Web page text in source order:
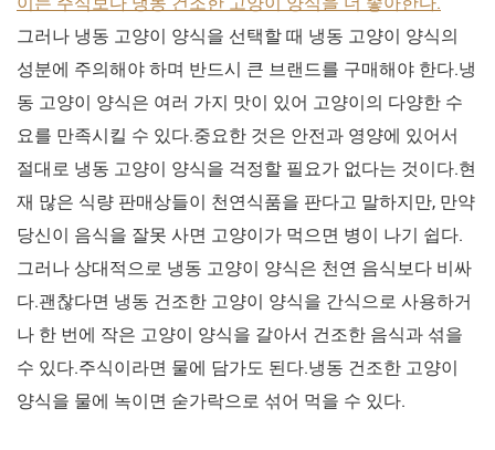
그러나 냉동 고양이 양식을 선택할 때 냉동 고양이 양식의
성분에 주의해야 하며 반드시 큰 브랜드를 구매해야 한다.냉
동 고양이 양식은 여러 가지 맛이 있어 고양이의 다양한 수
요를 만족시킬 수 있다.중요한 것은 안전과 영양에 있어서
절대로 냉동 고양이 양식을 걱정할 필요가 없다는 것이다.현
재 많은 식량 판매상들이 천연식품을 판다고 말하지만, 만약
당신이 음식을 잘못 사면 고양이가 먹으면 병이 나기 쉽다.
그러나 상대적으로 냉동 고양이 양식은 천연 음식보다 비싸
다.괜찮다면 냉동 건조한 고양이 양식을 간식으로 사용하거
나 한 번에 작은 고양이 양식을 갈아서 건조한 음식과 섞을
수 있다.주식이라면 물에 담가도 된다.냉동 건조한 고양이
양식을 물에 녹이면 숟가락으로 섞어 먹을 수 있다.